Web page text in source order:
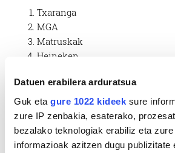
Datuen erabilera arduratsua
Guk eta gure 1022 kideek sure
zure IP zenbakia, esaterako,
bezalako teknologiak erabiliz eta
informazioak azitzen dugu publizitate
Txaranga
MGA
Matruskak
Heineken
Talde txikiak
Playmobil
Marmokak
Soldadu errusiarra
Frutak